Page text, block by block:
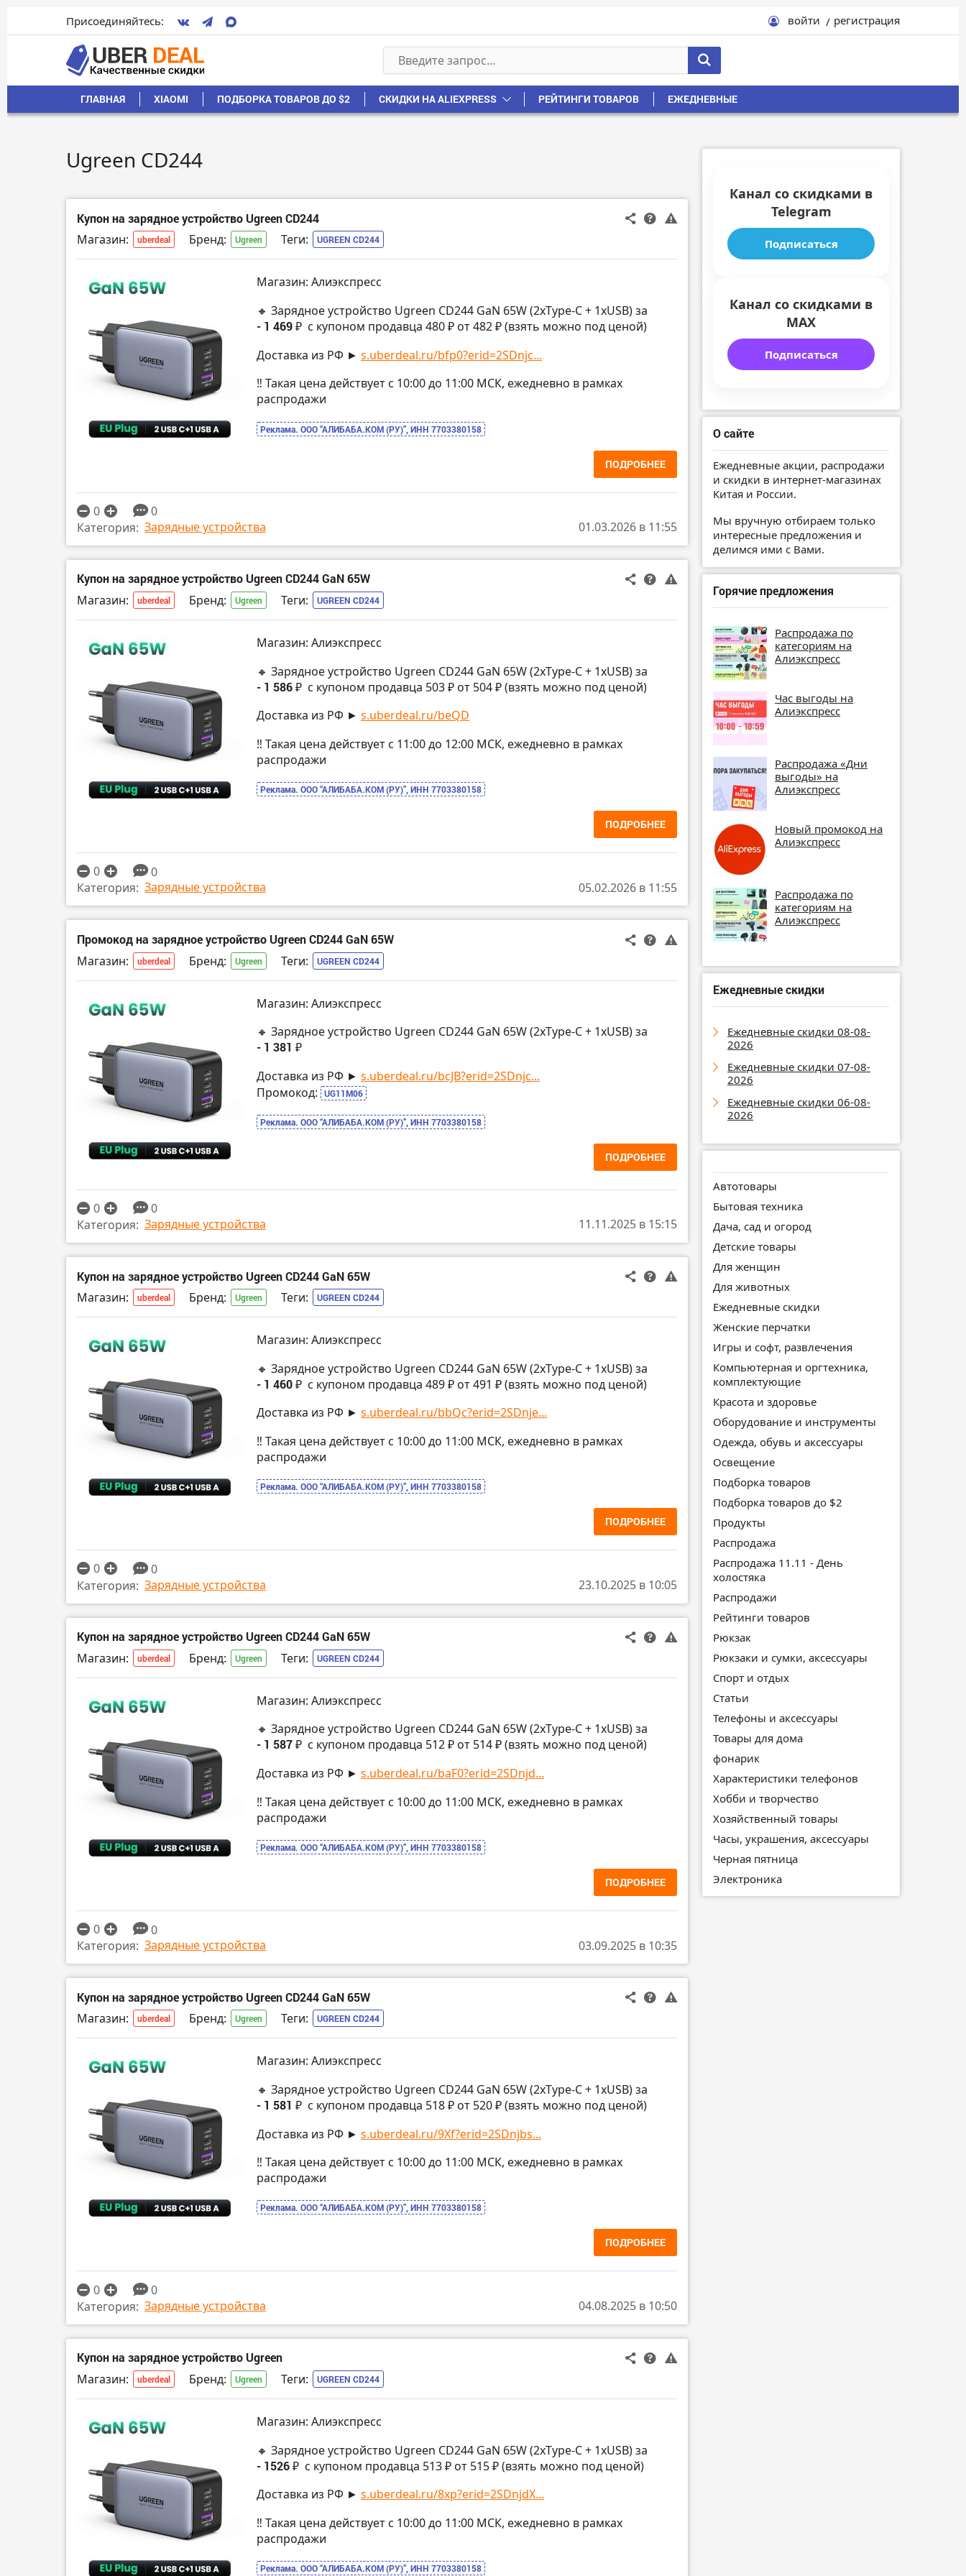
Присоединяйтесь: войти регистрация
ГЛАВНАЯ XIAOMI ПОДБОРКА ТОВАРОВ ДО $2 СКИДКИ НА ALIEXPRESS РЕЙТИНГИ ТОВАРОВ ЕЖЕДНЕВНЫЕ
Ugreen CD244
Купон на зарядное устройство Ugreen CD244
Магазин: uberdeal Бренд: Ugreen Теги: UGREEN CD244
Магазин: Алиэкспресс
🔸 Зарядное устройство Ugreen CD244 GaN 65W (2xType-C + 1xUSB) за
- 1 469 ₽ с купоном продавца 480 ₽ от 482 ₽ (взять можно под ценой)
Доставка из РФ ► s.uberdeal.ru/bfp0?erid=2SDnjc...
‼️ Такая цена действует с 10:00 до 11:00 МСК, ежедневно в рамках
распродажи
Реклама. ООО “АЛИБАБА.КОМ (РУ)”, ИНН 7703380158
ПОДРОБНЕЕ
0
0
Категория: Зарядные устройства 01.03.2026 в 11:55
Купон на зарядное устройство Ugreen CD244 GaN 65W
Магазин: uberdeal Бренд: Ugreen Теги: UGREEN CD244
Магазин: Алиэкспресс
🔸 Зарядное устройство Ugreen CD244 GaN 65W (2xType-C + 1xUSB) за
- 1 586 ₽ с купоном продавца 503 ₽ от 504 ₽ (взять можно под ценой)
Доставка из РФ ► s.uberdeal.ru/beQD
‼️ Такая цена действует с 11:00 до 12:00 МСК, ежедневно в рамках
распродажи
Реклама. ООО “АЛИБАБА.КОМ (РУ)”, ИНН 7703380158
ПОДРОБНЕЕ
0
0
Категория: Зарядные устройства 05.02.2026 в 11:55
Промокод на зарядное устройство Ugreen CD244 GaN 65W
Магазин: uberdeal Бренд: Ugreen Теги: UGREEN CD244
Магазин: Алиэкспресс
🔸 Зарядное устройство Ugreen CD244 GaN 65W (2xType-C + 1xUSB) за
- 1 381 ₽
Доставка из РФ ► s.uberdeal.ru/bcJB?erid=2SDnjc...
Промокод:
UG11M06
Реклама. ООО “АЛИБАБА.КОМ (РУ)”, ИНН 7703380158
ПОДРОБНЕЕ
0
0
Категория: Зарядные устройства 11.11.2025 в 15:15
Купон на зарядное устройство Ugreen CD244 GaN 65W
Магазин: uberdeal Бренд: Ugreen Теги: UGREEN CD244
Магазин: Алиэкспресс
🔸 Зарядное устройство Ugreen CD244 GaN 65W (2xType-C + 1xUSB) за
- 1 460 ₽ с купоном продавца 489 ₽ от 491 ₽ (взять можно под ценой)
Доставка из РФ ► s.uberdeal.ru/bbQc?erid=2SDnje...
‼️ Такая цена действует с 10:00 до 11:00 МСК, ежедневно в рамках
распродажи
Реклама. ООО “АЛИБАБА.КОМ (РУ)”, ИНН 7703380158
ПОДРОБНЕЕ
0
0
Категория: Зарядные устройства 23.10.2025 в 10:05
Купон на зарядное устройство Ugreen CD244 GaN 65W
Магазин: uberdeal Бренд: Ugreen Теги: UGREEN CD244
Магазин: Алиэкспресс
🔸 Зарядное устройство Ugreen CD244 GaN 65W (2xType-C + 1xUSB) за
- 1 587 ₽ с купоном продавца 512 ₽ от 514 ₽ (взять можно под ценой)
Доставка из РФ ► s.uberdeal.ru/baF0?erid=2SDnjd...
‼️ Такая цена действует с 10:00 до 11:00 МСК, ежедневно в рамках
распродажи
Реклама. ООО “АЛИБАБА.КОМ (РУ)”, ИНН 7703380158
ПОДРОБНЕЕ
0
0
Категория: Зарядные устройства 03.09.2025 в 10:35
Купон на зарядное устройство Ugreen CD244 GaN 65W
Магазин: uberdeal Бренд: Ugreen Теги: UGREEN CD244
Магазин: Алиэкспресс
🔸 Зарядное устройство Ugreen CD244 GaN 65W (2xType-C + 1xUSB) за
- 1 581 ₽ с купоном продавца 518 ₽ от 520 ₽ (взять можно под ценой)
Доставка из РФ ► s.uberdeal.ru/9Xf?erid=2SDnjbs...
‼️ Такая цена действует с 10:00 до 11:00 МСК, ежедневно в рамках
распродажи
Реклама. ООО “АЛИБАБА.КОМ (РУ)”, ИНН 7703380158
ПОДРОБНЕЕ
0
0
Категория: Зарядные устройства 04.08.2025 в 10:50
Купон на зарядное устройство Ugreen
Магазин: uberdeal Бренд: Ugreen Теги: UGREEN CD244
Магазин: Алиэкспресс
🔸 Зарядное устройство Ugreen CD244 GaN 65W (2xType-C + 1xUSB) за
- 1526 ₽ с купоном продавца 513 ₽ от 515 ₽ (взять можно под ценой)
Доставка из РФ ► s.uberdeal.ru/8xp?erid=2SDnjdX...
‼️ Такая цена действует с 10:00 до 11:00 МСК, ежедневно в рамках
распродажи
Реклама. ООО “АЛИБАБА.КОМ (РУ)”, ИНН 7703380158
Канал со скидками в
Telegram
Подписаться
Канал со скидками в
MAX
Подписаться
О сайте
Ежедневные акции, распродажи
и скидки в интернет-магазинах
Китая и России.
Мы вручную отбираем только
интересные предложения и
делимся ими с Вами.
Горячие предложения
Распродажа по
категориям на
Алиэкспресс
Час выгоды на
Алиэкспресс
Распродажа «Дни
выгоды» на
Алиэкспресс
Новый промокод на
Алиэкспресс
Распродажа по
категориям на
Алиэкспресс
Ежедневные скидки
Ежедневные скидки 08-08-
2026
Ежедневные скидки 07-08-
2026
Ежедневные скидки 06-08-
2026
Автотовары
Бытовая техника
Дача, сад и огород
Детские товары
Для женщин
Для животных
Ежедневные скидки
Женские перчатки
Игры и софт, развлечения
Компьютерная и оргтехника,
комплектующие
Красота и здоровье
Оборудование и инструменты
Одежда, обувь и аксессуары
Освещение
Подборка товаров
Подборка товаров до $2
Продукты
Распродажа
Распродажа 11.11 - День
холостяка
Распродажи
Рейтинги товаров
Рюкзак
Рюкзаки и сумки, аксессуары
Спорт и отдых
Статьи
Телефоны и аксессуары
Товары для дома
фонарик
Характеристики телефонов
Хобби и творчество
Хозяйственный товары
Часы, украшения, аксессуары
Черная пятница
Электроника